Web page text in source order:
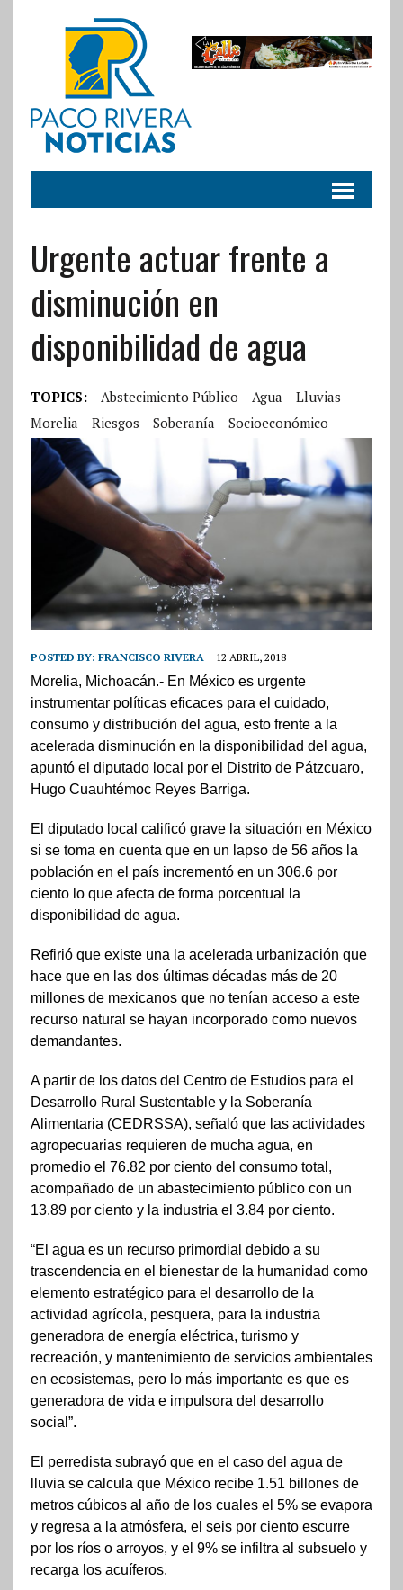
Urgente actuar frente a
disminución en
disponibilidad de agua
TOPICS: Abstecimiento Público Agua
Lluvias
Morelia
Riesgos Soberanía Socioeconómico
POSTED BY: FRANCISCO RIVERA 12 ABRIL, 2018
Morelia, Michoacán.- En México es urgente
instrumentar políticas eficaces para el cuidado,
consumo y distribución del agua, esto frente a la
acelerada disminución en la disponibilidad del agua,
apuntó el diputado local por el Distrito de Pátzcuaro,
Hugo Cuauhtémoc Reyes Barriga.
El diputado local calificó grave la situación en México
si se toma en cuenta que en un lapso de 56 años la
población en el país incrementó en un 306.6 por
ciento lo que afecta de forma porcentual la
disponibilidad de agua.
Refirió que existe una la acelerada urbanización que
hace que en las dos últimas décadas más de 20
millones de mexicanos que no tenían acceso a este
recurso natural se hayan incorporado como nuevos
demandantes.
A partir de los datos del Centro de Estudios para el
Desarrollo Rural Sustentable y la Soberanía
Alimentaria (CEDRSSA), señaló que las actividades
agropecuarias requieren de mucha agua, en
promedio el 76.82 por ciento del consumo total,
acompañado de un abastecimiento público con un
13.89 por ciento y la industria el 3.84 por ciento.
“El agua es un recurso primordial debido a su
trascendencia en el bienestar de la humanidad como
elemento estratégico para el desarrollo de la
actividad agrícola, pesquera, para la industria
generadora de energía eléctrica, turismo y
recreación, y mantenimiento de servicios ambientales
en ecosistemas, pero lo más importante es que es
generadora de vida e impulsora del desarrollo
social”.
El perredista subrayó que en el caso del agua de
lluvia se calcula que México recibe 1.51 billones de
metros cúbicos al año de los cuales el 5% se evapora
y regresa a la atmósfera, el seis por ciento escurre
por los ríos o arroyos, y el 9% se infiltra al subsuelo y
recarga los acuíferos.